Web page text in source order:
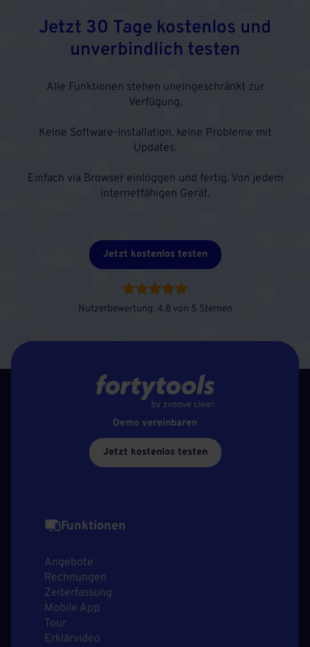
Jetzt 30 Tage kostenlos und
unverbindlich testen
Alle Funktionen stehen uneingeschränkt zur
Verfügung.
Keine Software-Installation, keine Probleme mit
Updates.
Einfach via Browser einloggen und fertig. Von jedem
internetfähigen Gerät.
Jetzt kostenlos testen
Nutzerbewertung: 4,8 von 5 Sternen
Demo vereinbaren
Jetzt kostenlos testen
Funktionen
Angebote
Rechnungen
Zeiterfassung
Mobile App
Tour
Erklärvideo